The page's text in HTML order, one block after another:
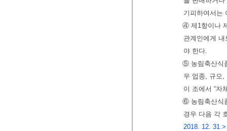
기피하여서는
④ 제1항이나
관계인에게
야 한다.
⑤ 농림축산식
우 업종, 규모,
이 조에서 “자
⑥ 농림축산식
경우 다음 각
2018. 12. 31.>